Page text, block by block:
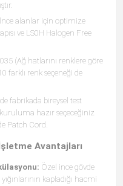
İnce alanlar için optimize
ve LS0H Halogen Free
(Ağ hatlarını renklere göre
farklı renk seçeneği de
fabrikada bireysel test
hazır seçeceğiniz
Patch Cord.
Avantajları
Özel ince gövde
kapladığı hacmi